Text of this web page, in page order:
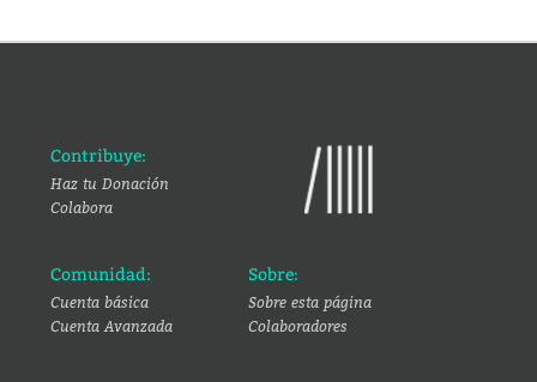
Contribuye:
Haz tu Donación
Colabora
Comunidad:
Cuenta básica
Cuenta Avanzada
Sobre:
Sobre esta página
Colaboradores